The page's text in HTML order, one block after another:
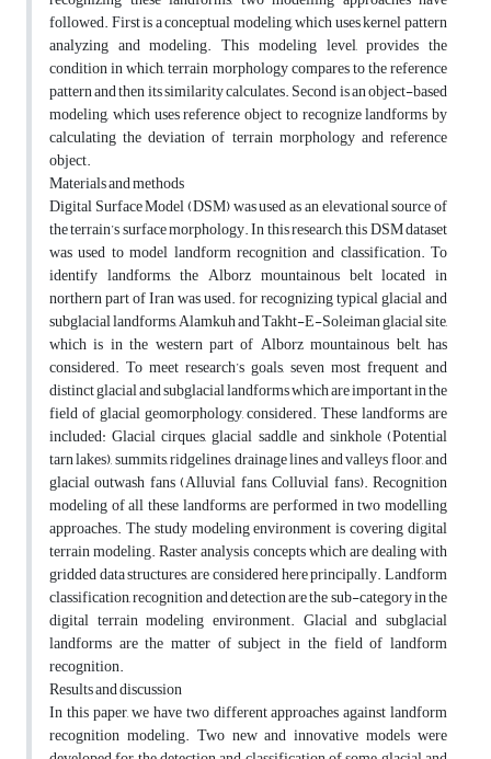
followed. First is a conceptual modeling, which uses kernel pattern
analyzing and modeling. This modeling level, provides the
condition in which, terrain morphology compares to the reference
pattern and then its similarity calculates. Second is an object-based
modeling, which uses reference object to recognize landforms by
calculating the deviation of terrain morphology and reference
object.
Materials and methods
Digital Surface Model (DSM) was used as an elevational source of
the terrain’s surface morphology. In this research, this DSM dataset
was used to model landform recognition and classification. To
identify landforms, the Alborz mountainous belt located in
northern part of Iran was used. for recognizing typical glacial and
subglacial landforms, Alamkuh and Takht-E-Soleiman glacial site,
which is in the western part of Alborz mountainous belt, has
considered. To meet research’s goals, seven most frequent and
distinct glacial and subglacial landforms which are important in the
field of glacial geomorphology, considered. These landforms are
included: Glacial cirques, glacial saddle and sinkhole (Potential
tarn lakes), summits, ridgelines, drainage lines and valleys floor, and
glacial outwash fans (Alluvial fans, Colluvial fans). Recognition
modeling of all these landforms, are performed in two modelling
approaches. The study modeling environment is covering digital
terrain modeling. Raster analysis concepts which are dealing with
gridded data structures, are considered here principally. Landform
classification, recognition and detection are the sub-category in the
digital terrain modeling environment. Glacial and subglacial
landforms are the matter of subject in the field of landform
recognition.
Results and discussion
In this paper, we have two different approaches against landform
recognition modeling. Two new and innovative models were